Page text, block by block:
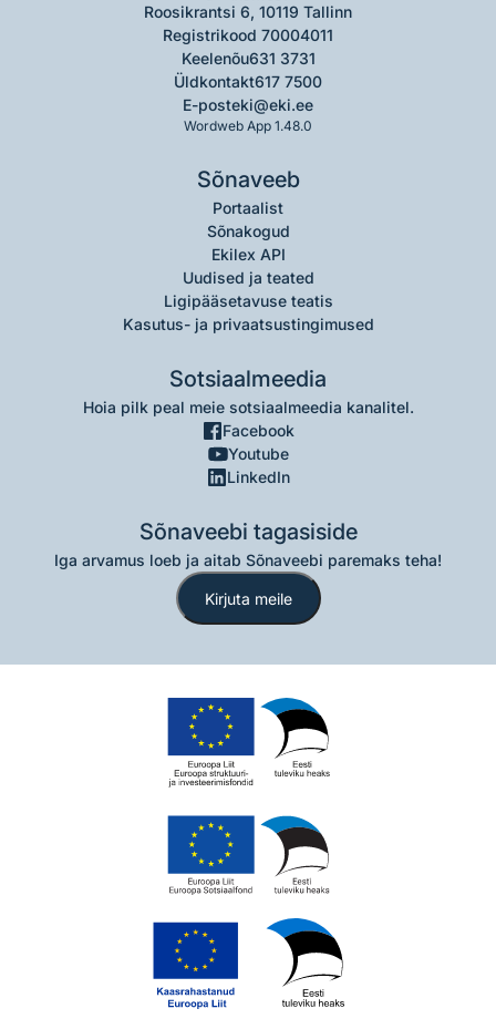
Roosikrantsi 6, 10119 Tallinn
Registrikood 70004011
Keelenõu631 3731
Üldkontakt617 7500
E-posteki@eki.ee
Wordweb App 1.48.0
Sõnaveeb
Portaalist
Sõnakogud
Ekilex API
Uudised ja teated
Ligipääsetavuse teatis
Kasutus- ja privaatsustingimused
Sotsiaalmeedia
Hoia pilk peal meie sotsiaalmeedia kanalitel.
Facebook
Youtube
LinkedIn
Sõnaveebi tagasiside
Iga arvamus loeb ja aitab Sõnaveebi paremaks teha!
Kirjuta meile